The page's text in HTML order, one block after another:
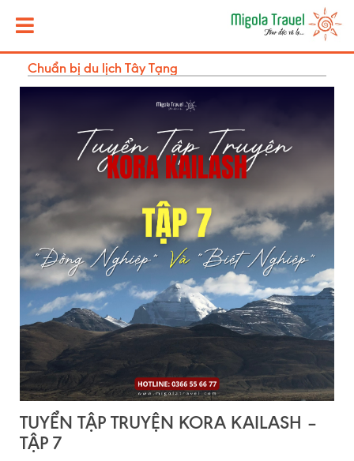
Chuẩn bị du lịch Tây Tạng
TUYỂN TẬP TRUYỆN KORA KAILASH –
TẬP 7